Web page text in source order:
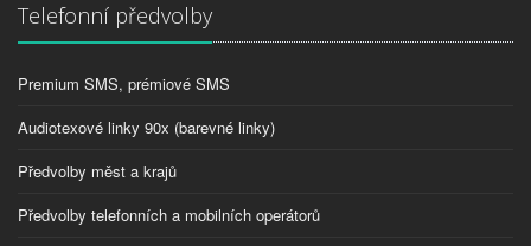
Telefonní předvolby
Premium SMS, prémiové SMS
Audiotexové linky 90x (barevné linky)
Předvolby měst a krajů
Předvolby telefonních a mobilních operátorů